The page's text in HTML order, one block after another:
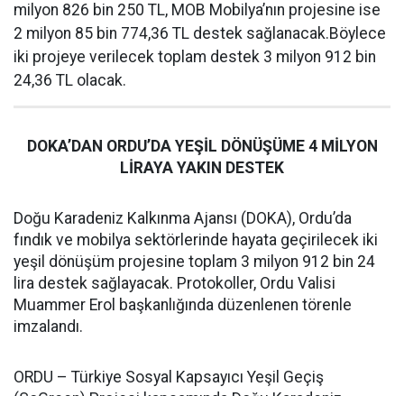
milyon 826 bin 250 TL, MOB Mobilya’nın projesine ise
2 milyon 85 bin 774,36 TL destek sağlanacak.Böylece
iki projeye verilecek toplam destek 3 milyon 912 bin
24,36 TL olacak.
DOKA’DAN ORDU’DA YEŞİL DÖNÜŞÜME 4 MİLYON
LİRAYA YAKIN DESTEK
Doğu Karadeniz Kalkınma Ajansı (DOKA), Ordu’da
fındık ve mobilya sektörlerinde hayata geçirilecek iki
yeşil dönüşüm projesine toplam 3 milyon 912 bin 24
lira destek sağlayacak. Protokoller, Ordu Valisi
Muammer Erol başkanlığında düzenlenen törenle
imzalandı.
ORDU – Türkiye Sosyal Kapsayıcı Yeşil Geçiş